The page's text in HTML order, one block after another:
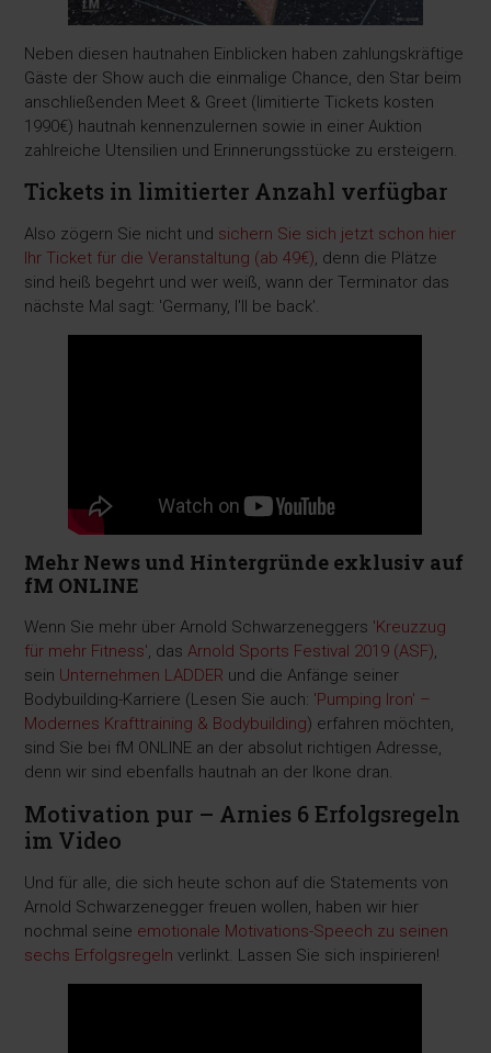
Neben diesen hautnahen Einblicken haben zahlungskräftige
Gäste der Show auch die einmalige Chance, den Star beim
anschließenden Meet & Greet (limitierte Tickets kosten
1990€) hautnah kennenzulernen sowie in einer Auktion
zahlreiche Utensilien und Erinnerungsstücke zu ersteigern.
Tickets in limitierter Anzahl verfügbar
Also zögern Sie nicht und sichern Sie sich jetzt schon hier
Ihr Ticket für die Veranstaltung (ab 49€), denn die Plätze
sind heiß begehrt und wer weiß, wann der Terminator das
nächste Mal sagt: 'Germany, I'll be back'.
Mehr News und Hintergründe exklusiv auf
fM ONLINE
Wenn Sie mehr über Arnold Schwarzeneggers 'Kreuzzug
für mehr Fitness', dasArnold Sports Festival 2019 (ASF),
sein Unternehmen LADDER und die Anfänge seiner
Bodybuilding-Karriere (Lesen Sie auch: 'Pumping Iron' –
Modernes Krafttraining & Bodybuilding) erfahren möchten,
sind Sie bei fM ONLINE an der absolut richtigen Adresse,
denn wir sind ebenfalls hautnah an der Ikone dran.
Motivation pur – Arnies 6 Erfolgsregeln
im Video
Und für alle, die sich heute schon auf die Statements von
Arnold Schwarzenegger freuen wollen, haben wir hier
nochmal seine emotionale Motivations-Speech zu seinen
sechs Erfolgsregeln verlinkt. Lassen Sie sich inspirieren!